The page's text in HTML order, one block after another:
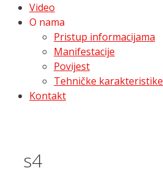
Video
O nama
Pristup informacijama
Manifestacije
Povijest
Tehničke karakteristike
Kontakt
s4